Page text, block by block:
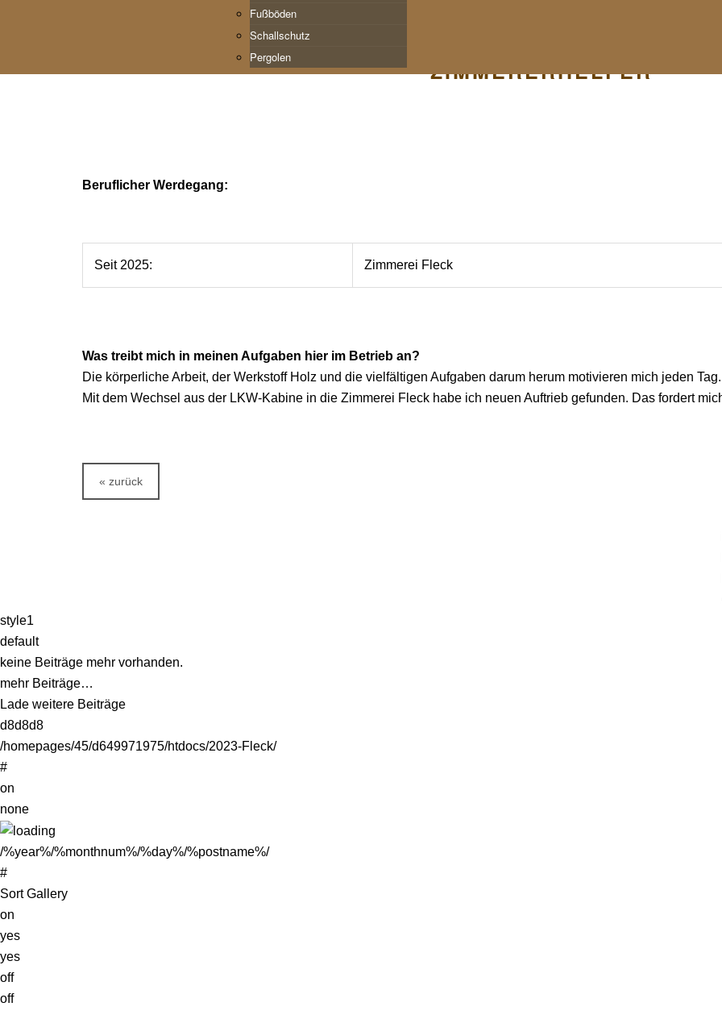
Fußböden
Schallschutz
Pergolen
ZIMMERERHELFER
Beruflicher Werdegang:
Seit 2025: Zimmerei Fleck
Was treibt mich in meinen Aufgaben hier im Betrieb an?
Die körperliche Arbeit, der Werkstoff Holz und die vielfältigen Aufgaben darum herum motivieren mich jeden Tag.
Mit dem Wechsel aus der LKW-Kabine in die Zimmerei Fleck habe ich neuen Auftrieb gefunden. Das fordert
« zurück
style1
default
keine Beiträge mehr vorhanden.
mehr Beiträge…
Lade weitere Beiträge
d8d8d8
/homepages/45/d649971975/htdocs/2023-Fleck/
#
on
none
/%year%/%monthnum%/%day%/%postname%/
#
Sort Gallery
on
yes
yes
off
off